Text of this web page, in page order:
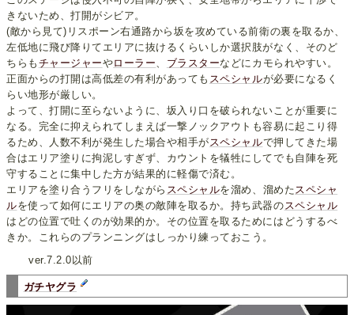
きないため、打開がシビア。
(敵から見て)リスポーン右通路から坂を攻めている前衛の裏を取るか、
左低地に飛び降りてエリアに抜けるくらいしか選択肢がなく、そのど
ちらも チャージャーやローラー ブラスターなどにカモられやすい。
正面からの打開は高低差の有利があっても スペシャルが必要になるく
らい地形が厳しい。
よって、打開に至らないように、坂入り口を破られないことが重要に
なる。完全に抑えられてしまえば一撃ノックアウトも容易に起こり得
るため、人数不利が発生した場合や相手が スペシャルで押してきた場
合はエリア塗りに拘泥しすぎず、カウントを犠牲にしてでも自陣を死
守することに集中した方が結果的に軽傷で済む。
エリアを塗り合うフリをしながら スペシャルを溜め、溜めた スペシャ
ルを使って如何にエリアの奥の敵陣を取るか。持ち武器の スペシャル
はどの位置で吐くのが効果的か。その位置を取るためにはどうするべ
きか。これらのプランニングはしっかり練っておこう。
ver.7.2.0以前
ガチヤグラ